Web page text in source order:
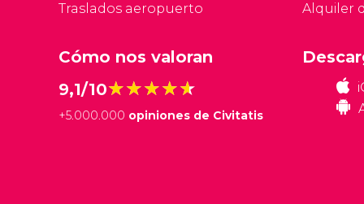
Traslados aeropuerto
Alquiler
Cómo nos valoran
9,1/10★★★★★
★★★★★
+5.000.000 opiniones de Civitatis